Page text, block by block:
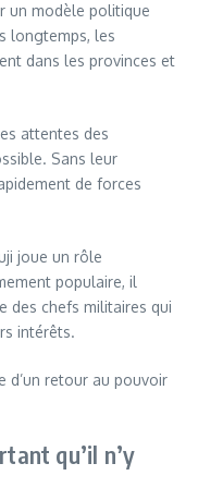
un modèle politique
longtemps, les
dans les provinces et
attentes des
Sans leur
de forces
joue un rôle
populaire, il
des chefs militaires qui
intérêts.
d’un retour au pouvoir
qu’il n’y